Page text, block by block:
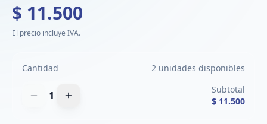
$ 11.500
El precio incluye IVA.
Cantidad 2 unidades disponibles
1
Subtotal
$ 11.500